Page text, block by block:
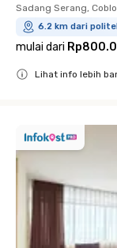
Sadang Serang,
6.2 km dari
mulai dari
Lihat info lebih